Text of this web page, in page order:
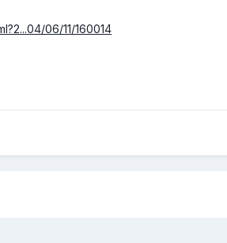
06/11/160014